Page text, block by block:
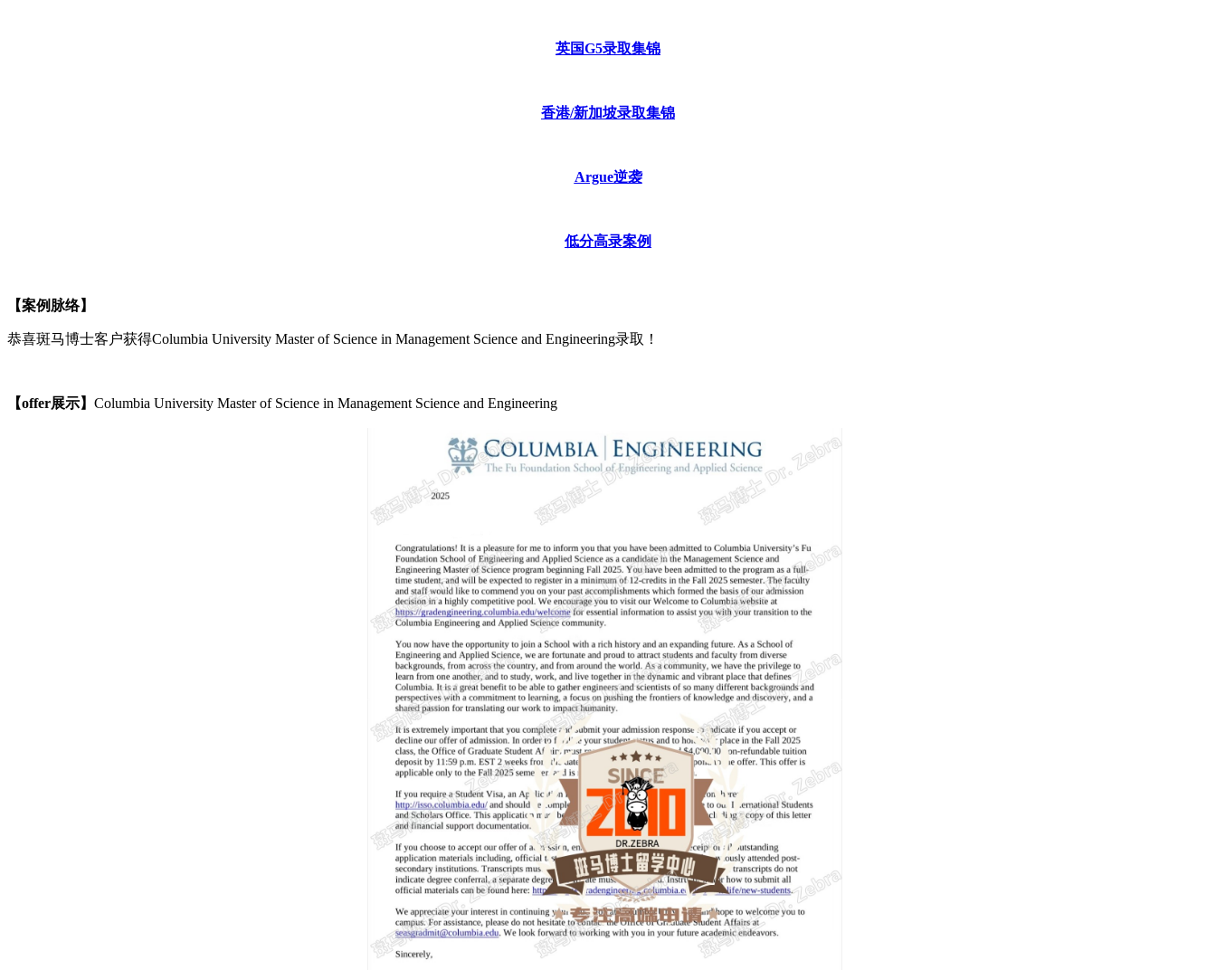
英国G5录取集锦
香港/新加坡录取集锦
Argue逆袭
低分高录案例
【案例脉络】
恭喜斑马博士客户获得Columbia University Master of Science in Management Science and Engineering录取！
【offer展示】 Columbia University Master of Science in Management Science and Engineering